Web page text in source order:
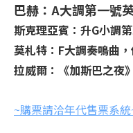
巴赫：A大調第一號
斯克理亞賓：升G小調
莫札特：F大調奏鳴曲
拉威爾：《加斯巴之夜》
~購票請洽年代售票系統